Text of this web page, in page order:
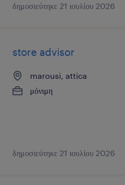
δημοσιεύτηκε 21 ιουλίου 2026
store advisor
marousi, attica
μόνιμη
δημοσιεύτηκε 21 ιουλίου 2026